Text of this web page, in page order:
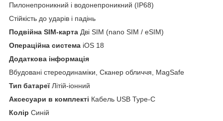
Пилонепроникний і водонепроникний (IP68)
Стійкість до ударів і падінь
Подвійна SIM-карта Дві SIM (nano SIM / eSIM)
Операційна система iOS 18
Додаткова інформація
Вбудовані стереодинаміки, Сканер обличчя, MagSafe
Тип батареї Літій-іонний
Аксесуари в комплекті Кабель USB Type-C
Колір Синій